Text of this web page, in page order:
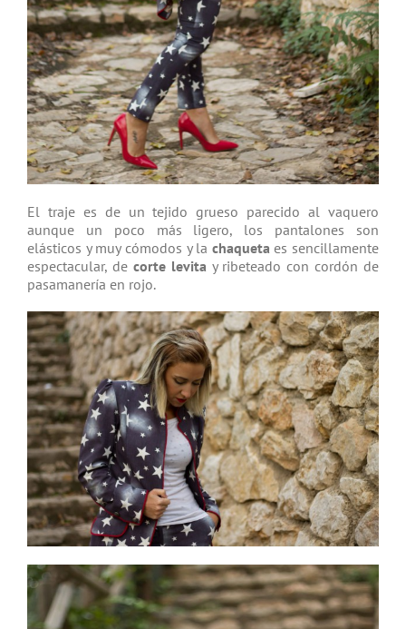
El traje es de un tejido grueso parecido al vaquero
aunque un poco más ligero, los pantalones son
elásticos y muy cómodos y la chaquetaes sencillamente
espectacular, de corte levitay ribeteado con cordón de
pasamanería en rojo.